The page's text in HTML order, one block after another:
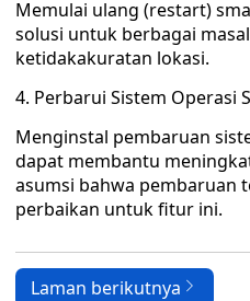
Memulai ulang (restart)
solusi untuk berbagai
ketidakakuratan lokasi.
4. Perbarui Sistem Operasi
Menginstal pembaruan
dapat membantu
asumsi bahwa pembaruan
perbaikan untuk fitur ini.
Laman berikutnya